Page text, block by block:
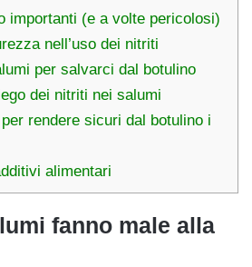
importanti (e a volte pericolosi)
nell’uso dei nitriti
per salvarci dal botulino
dei nitriti nei salumi
rendere sicuri dal botulino i
alimentari
fanno male alla